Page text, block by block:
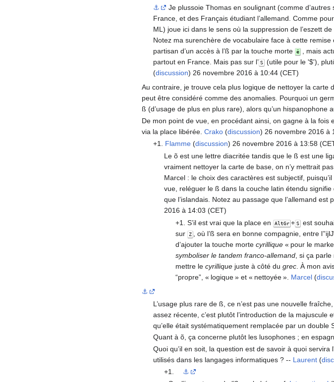
⚓
Je plussoie Thomas en soulignant (comme
France, et des Français étudiant l’allemand. Comme
ML) joue ici dans le sens où la suppression de l’eszett
Notez ma surenchère de vocabulaire face à cette remise
partisan d’un accès à l’ß par la touche morte
ë , mais
partout en France. Mais pas sur l’ S (utile pour le '$'),
(discussion) 26 novembre 2016 à 10:44 (CET)
Au contraire, je trouve cela plus logique de nettoyer la carte
peut être considéré comme des anomalies. Pourquoi un
ß (d’usage de plus en plus rare), alors qu’un hispanophone
De mon point de vue, en procédant ainsi, on gagne à la fois
via la place libérée.Crako (discussion) 26 novembre 2016 à
+1. Flamme(discussion) 26 novembre 2016 à 13:58
Le õ est une lettre diacritée tandis que le ß est une
vraiment nettoyer la carte de base, on n’y mettrait
Marcel : le choix des caractères est subjectif,
vue, reléguer le ß dans la couche latin étendu signifie
que l’islandais. Notez au passage que l’allemand est
2016 à 14:03 (CET)
+1. S’il est vrai que la place en
AltGr + S est
sur
Z , où l’ß sera en bonne compagnie, entre
d’ajouter la touche morte cyrillique« pour le
symboliser le tandem franco-allemand, si ça parle
mettre le cyrilliquejuste à côté du grec. À mon
“propre”, « logique » et « nettoyée ». Marcel(
⚓
L’usage plus rare de ß, ce n’est pas une nouvelle
assez récente, c’est plutôt l’introduction de la
qu’elle était systématiquement remplacée par un double
Quant à õ, ça concerne plutôt les lusophones ; en
Quoi qu’il en soit, la question est de savoir à quoi
utilisés dans les langages informatiques ? -- Laurent(
+1. ⚓